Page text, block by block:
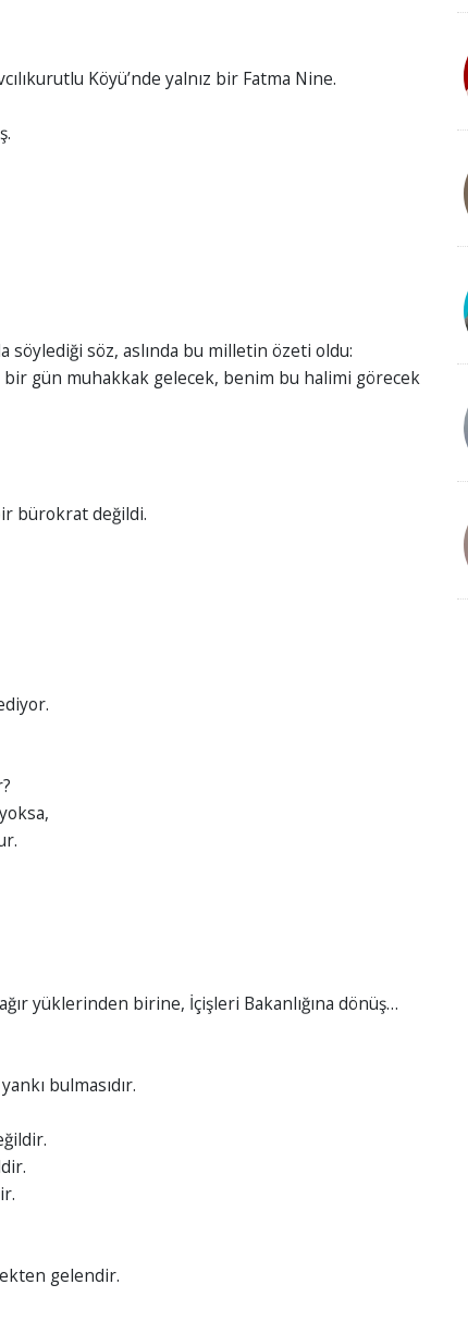
Köyü’nde yalnız bir Fatma Nine.
söylediği söz, aslında bu milletin özeti oldu:
bir gün muhakkak gelecek, benim bu halimi görecek
bürokrat değildi.
yüklerinden birine, İçişleri Bakanlığına dönüş…
bulmasıdır.
gelendir.